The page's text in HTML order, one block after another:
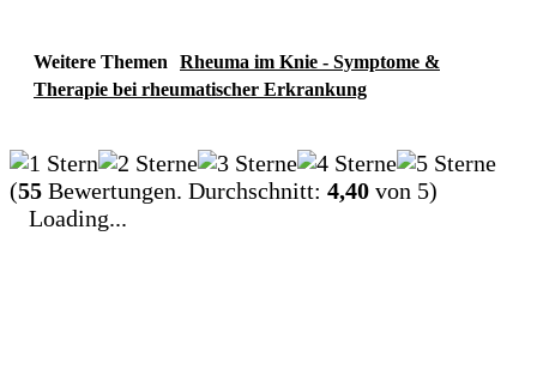
Weitere Themen
Rheuma im Knie - Symptome &
Therapie bei rheumatischer Erkrankung
(55 Bewertungen. Durchschnitt: 4,40 von 5)
Loading...